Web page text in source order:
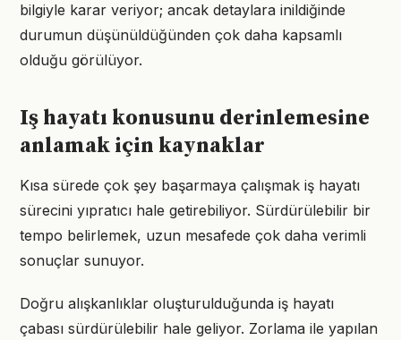
bilgiyle karar veriyor; ancak detaylara inildiğinde
durumun düşünüldüğünden çok daha kapsamlı
olduğu görülüyor.
Iş hayatı konusunu derinlemesine
anlamak için kaynaklar
Kısa sürede çok şey başarmaya çalışmak iş hayatı
sürecini yıpratıcı hale getirebiliyor. Sürdürülebilir bir
tempo belirlemek, uzun mesafede çok daha verimli
sonuçlar sunuyor.
Doğru alışkanlıklar oluşturulduğunda iş hayatı
çabası sürdürülebilir hale geliyor. Zorlama ile yapılan